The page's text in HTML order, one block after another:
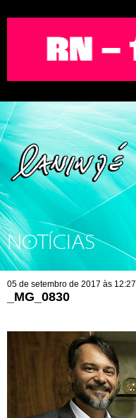
NOTÍCIAS
05 de setembro de 2017 às 12:27
_MG_0830